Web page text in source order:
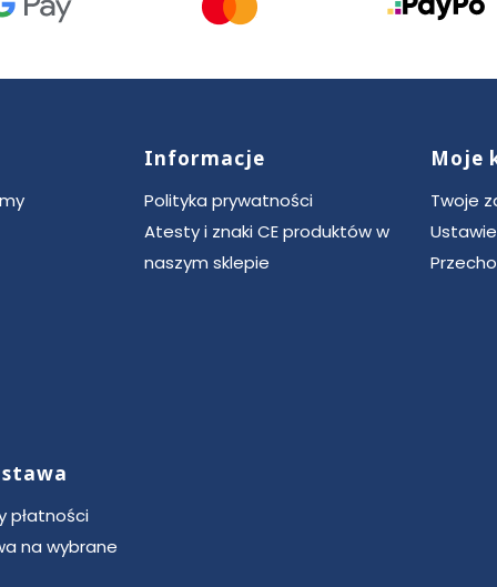
Informacje
Polityka prywatności
Atesty i znaki CE produktów w
naszym sklepie
Moje
Twoje
płatności
na wybrane